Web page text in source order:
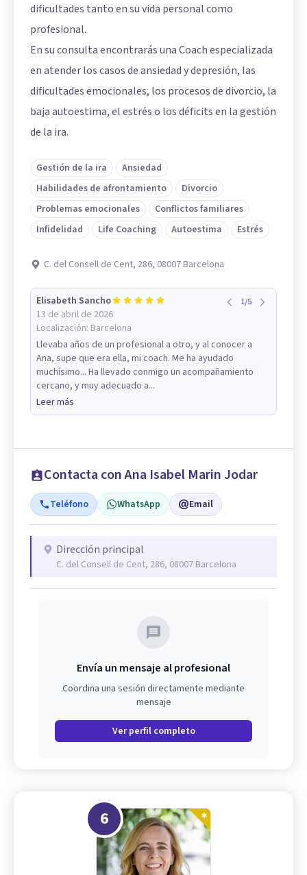
dificultades tanto en su vida personal como
profesional.
En su consulta encontrarás una Coach especializada
en atender los casos de ansiedad y depresión, las
dificultades emocionales, los procesos de divorcio, la
baja autoestima, el estrés o los déficits en la gestión
de la ira.
Gestión de la ira
Ansiedad
Habilidades de afrontamiento
Divorcio
Problemas emocionales
Conflictos familiares
Infidelidad
Life Coaching Autoestima Estrés
C. del Consell de Cent, 286, 08007 Barcelona
Elisabeth Sancho
13 de abril de 2026
Localización: Barcelona
1/5
Llevaba años de un profesional a otro, y al conocer a
Ana, supe que era ella, mi coach. Me ha ayudado
muchísimo... Ha llevado conmigo un acompañamiento
cercano, y muy adecuado a...
Leer más
Contacta con Ana Isabel Marin Jodar
Teléfono WhatsApp Email
Dirección principal
C. del Consell de Cent, 286, 08007 Barcelona
Envía un mensaje al profesional
Coordina una sesión directamente mediante
mensaje
Ver perfil completo
6